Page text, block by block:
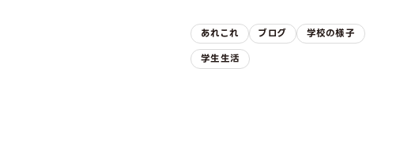
あれこれ ブログ
学校の様子
学生生活